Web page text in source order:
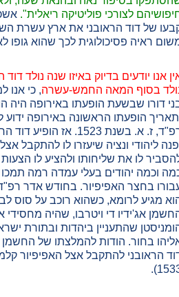
לצורכי פוליטיקה ריאלית".
של דוד הראובני את ארץ עשרת
ראיה פסיכולוגית לכך שהוא גופו
אנו יודעים בדיוק באיזו שנה נולד
בסוף המאה החמש-עשרה, כי אנו
דורו שבשעת הופעתו באירופה היה
הופעתו הראשונה באירופה ידוע
רפ"ד, ז. א. בשנת 1523. אז
ליהודי ונציה שיעזרו לו להתקבל
לו את שליחותו ולהציע לו
וכמה יהודים בעלי עמדה רמה תמכו
מגיע לרומא, כשהוא רוכב על סוס
אג'ידיו די ויטרבו, שהיה מחסידי
שהתעניין ביהדות ובתורת
בחור. הודות להמלצתו של החשמן